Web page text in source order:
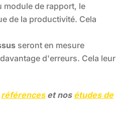
module de rapport, le
de la productivité. Cela
seront en mesure
d'erreurs. Cela leur
référenceset nos études de